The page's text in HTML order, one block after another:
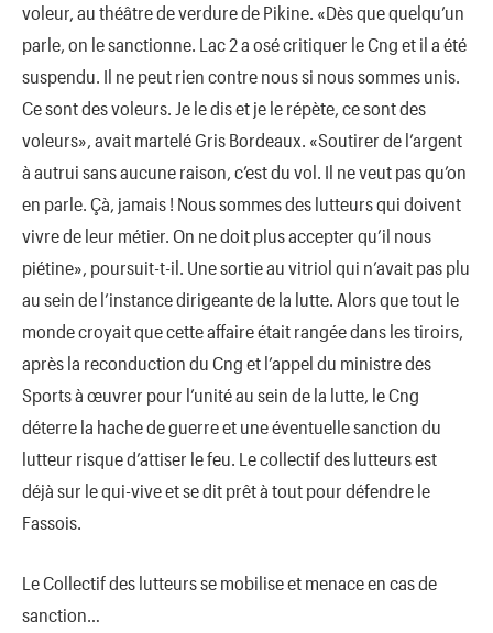
voleur, au théâtre de verdure de Pikine. «Dès que quelqu’un
parle, on le sanctionne. Lac 2 a osé critiquer le Cng et il a été
suspendu. Il ne peut rien contre nous si nous sommes unis.
Ce sont des voleurs. Je le dis et je le répète, ce sont des
voleurs», avait martelé Gris Bordeaux. «Soutirer de l’argent
à autrui sans aucune raison, c’est du vol. Il ne veut pas qu’on
en parle. Çà, jamais ! Nous sommes des lutteurs qui doivent
vivre de leur métier. On ne doit plus accepter qu’il nous
piétine», poursuit-t-il. Une sortie au vitriol qui n’avait pas plu
au sein de l’instance dirigeante de la lutte. Alors que tout le
monde croyait que cette affaire était rangée dans les tiroirs,
après la reconduction du Cng et l’appel du ministre des
Sports à œuvrer pour l’unité au sein de la lutte, le Cng
déterre la hache de guerre et une éventuelle sanction du
lutteur risque d’attiser le feu. Le collectif des lutteurs est
déjà sur le qui-vive et se dit prêt à tout pour défendre le
Fassois.
Le Collectif des lutteurs se mobilise et menace en cas de
sanction…